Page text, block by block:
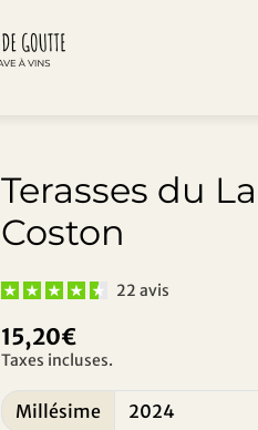
Terasses du
Coston
22 avis
15,20€
Taxes incluses.
Millésime